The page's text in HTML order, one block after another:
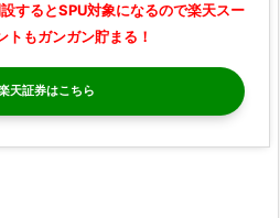
するとSPU対象になるので楽天スー
トもガンガン貯まる！
天証券